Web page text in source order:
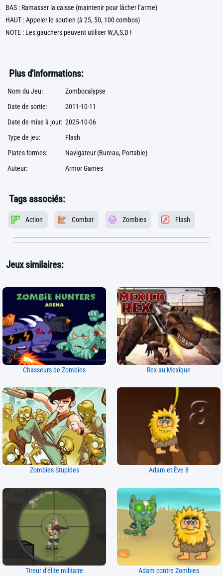
BAS : Ramasser la caisse (maintenir pour lâcher l’arme)
HAUT : Appeler le soutien (à 25, 50, 100 combos)
NOTE : Les gauchers peuvent utiliser W,A,S,D !
Plus d'informations:
Nom du Jeu:
Zombocalypse
Date de sortie:
2011-10-11
Date de mise à jour: 2025-10-06
Type de jeu:
Flash
Plates-formes:
Navigateur (Bureau, Portable)
Auteur:
Armor Games
Tags associés:
Action Combat Zombies Flash
Jeux similaires:
Chasseurs de Zombies Rex au Mexique
Zombies Stupides Adam et Ève 8
Tireur d'élite militaire Adam contre Zombies